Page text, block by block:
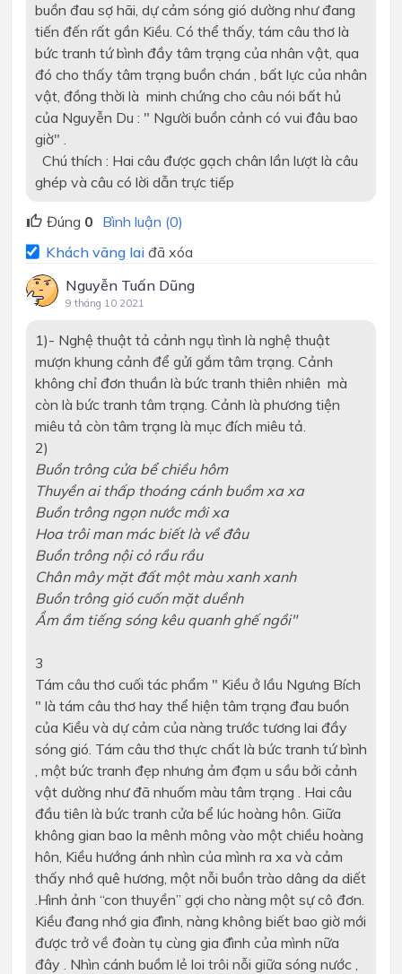
buồn đau sợ hãi, dự cảm sóng gió dường như đang
tiến đến rất gần Kiều. Có thể thấy, tám câu thơ là
bức tranh tứ bình đầy tâm trạng của nhân vật, qua
đó cho thấy tâm trạng buồn chán , bất lực của nhân
vật, đồng thời là minh chứng cho câu nói bất hủ
của Nguyễn Du : " Người buồn cảnh có vui đâu bao
giờ" .
Chú thích : Hai câu được gạch chân lần lượt là câu
ghép và câu có lời dẫn trực tiếp
Đúng 0 Bình luận (0)
Khách vãng lai đã xóa
Nguyễn Tuấn Dũng
9 tháng 10 2021
1)- Nghệ thuật tả cảnh ngụ tình là nghệ thuật
mượn khung cảnh để gửi gắm tâm trạng. Cảnh
không chỉ đơn thuần là bức tranh thiên nhiên mà
còn là bức tranh tâm trạng. Cảnh là phương tiện
miêu tả còn tâm trạng là mục đích miêu tả.
2)
Buồn trông cửa bể chiều hôm
Thuyền ai thấp thoáng cánh buồm xa xa
Buồn trông ngọn nước mới xa
Hoa trôi man mác biết là về đâu
Buồn trông nội cỏ rầu rầu
Chân mây mặt đất một màu xanh xanh
Buồn trông gió cuốn mặt duềnh
Ầm ầm tiếng sóng kêu quanh ghế ngồi"
3
Tám câu thơ cuối tác phẩm " Kiều ở lầu Ngưng Bích
" là tám câu thơ hay thể hiện tâm trạng đau buồn
của Kiều và dự cảm của nàng trước tương lai đầy
sóng gió. Tám câu thơ thực chất là bức tranh tứ bình
, một bức tranh đẹp nhưng ảm đạm u sầu bởi cảnh
vật dường như đã nhuốm màu tâm trạng . Hai câu
đầu tiên là bức tranh cửa bể lúc hoàng hôn. Giữa
không gian bao la mênh mông vào một chiều hoàng
hôn, Kiều hướng ánh nhìn của mình ra xa và cảm
thấy nhớ quê hương, một nỗi buồn trào dâng da diết
.Hình ảnh “con thuyền” gợi cho nàng một sự cô đơn.
Kiều đang nhớ gia đình, nàng không biết bao giờ mới
được trở về đoàn tụ cùng gia đình của mình nữa
đây . Nhìn cánh buồm lẻ loi trôi nỗi giữa sóng nước ,